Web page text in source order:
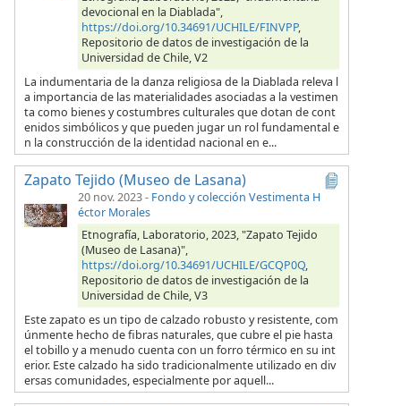
devocional en la Diablada",
https://doi.org/10.34691/UCHILE/FINVPP,
Repositorio de datos de investigación de la
Universidad de Chile, V2
La indumentaria de la danza religiosa de la Diablada releva l
a importancia de las materialidades asociadas a la vestimen
ta como bienes y costumbres culturales que dotan de cont
enidos simbólicos y que pueden jugar un rol fundamental e
n la construcción de la identidad nacional en e...
Zapato Tejido (Museo de Lasana)
20 nov. 2023- Fondo y colección Vestimenta H
éctor Morales
Etnografía, Laboratorio, 2023, "Zapato Tejido
(Museo de Lasana)",
https://doi.org/10.34691/UCHILE/GCQP0Q,
Repositorio de datos de investigación de la
Universidad de Chile, V3
Este zapato es un tipo de calzado robusto y resistente, com
únmente hecho de fibras naturales, que cubre el pie hasta
el tobillo y a menudo cuenta con un forro térmico en su int
erior. Este calzado ha sido tradicionalmente utilizado en div
ersas comunidades, especialmente por aquell...